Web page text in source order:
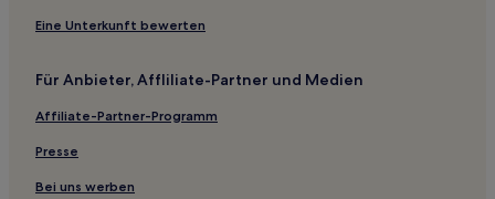
Old Saybrook Hotels
Hotels nahe Essex Library
Hotels nahe Cullman-Heyman Tennis Center
Hotels nahe PeoplesBank Arena
Middlefield Hotels
Eine Unterkunft bewerten
Für Anbieter, Affliliate-Partner und Medien
Affiliate-Partner-Programm
Presse
Bei uns werben